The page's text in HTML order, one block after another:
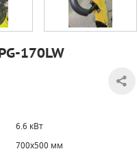
170LW
6.6 кВт
700х500 мм